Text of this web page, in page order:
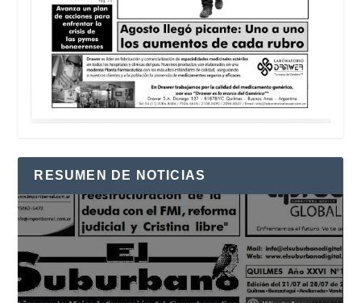
RESUMEN DE NOTICIAS
Reproductor
de
vídeo